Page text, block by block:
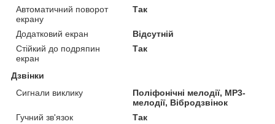
Автоматичний поворот
екрану
Так
Додатковий екран
Відсутній
Стійкий до подряпин
екран
Так
Дзвінки
Сигнали виклику
Поліфонічні мелодії, MP3-
мелодії, Вібродзвінок
Гучний зв'язок
Так